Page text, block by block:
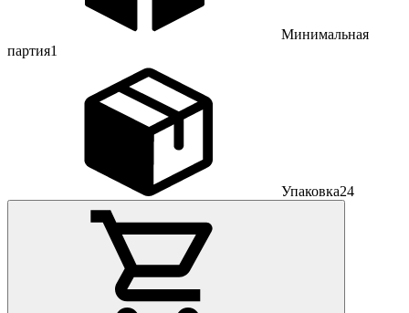
Минимальная
партия1
Упаковка24